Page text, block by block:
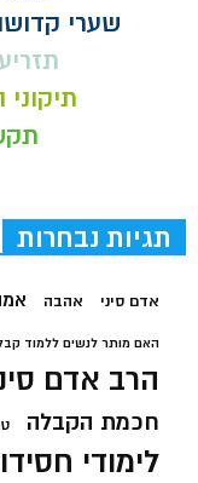
שערי
תגיות נבחרות
אדם סיני אהבה
האם מותר לנשים ללמוד
הרב אדם
חכמת הקבלה
לימודי